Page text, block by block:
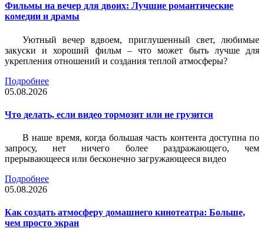
Фильмы на вечер для двоих: Лучшие романтические
комедии и драмы
Уютный вечер вдвоем, приглушенный свет, любимые
закуски и хороший фильм – что может быть лучше для
укрепления отношений и создания теплой атмосферы?
Подробнее
05.08.2026
Что делать, если видео тормозит или не грузится
В наше время, когда большая часть контента доступна по
запросу, нет ничего более раздражающего, чем
прерывающееся или бесконечно загружающееся видео
Подробнее
05.08.2026
Как создать атмосферу домашнего кинотеатра: Больше,
чем просто экран